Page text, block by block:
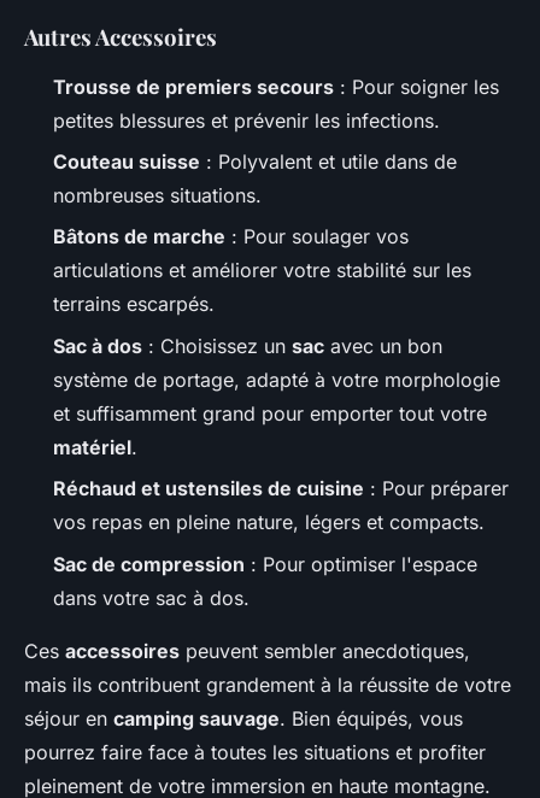
Autres Accessoires
Trousse de premiers secours : Pour soigner les
petites blessures et prévenir les infections.
Couteau suisse : Polyvalent et utile dans de
nombreuses situations.
Bâtons de marche : Pour soulager vos
articulations et améliorer votre stabilité sur les
terrains escarpés.
Sac à dos : Choisissez un sac avec un bon
système de portage, adapté à votre morphologie
et suffisamment grand pour emporter tout votre
matériel.
Réchaud et ustensiles de cuisine : Pour préparer
vos repas en pleine nature, légers et compacts.
Sac de compression : Pour optimiser l'espace
dans votre sac à dos.
Ces accessoires peuvent sembler anecdotiques,
mais ils contribuent grandement à la réussite de votre
séjour en camping sauvage. Bien équipés, vous
pourrez faire face à toutes les situations et profiter
pleinement de votre immersion en haute montagne.